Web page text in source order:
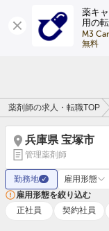
薬キ
用の
M3
無料
薬剤師の求人・転職TOP
兵庫県 宝塚市
管理薬剤師
勤務地 ✓ 雇用形態
雇用形態を絞り込む
正社員
契約社員